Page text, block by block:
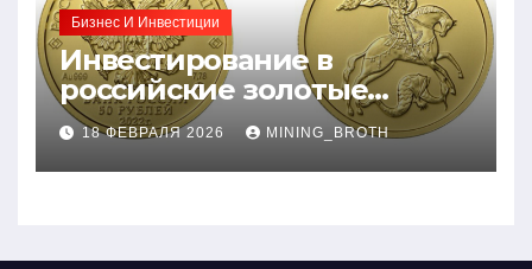
Бизнес И Инвестиции
Инвестирование в
российские золотые
монеты: подробное
руководство
18 ФЕВРАЛЯ 2026 MINING_BROTH